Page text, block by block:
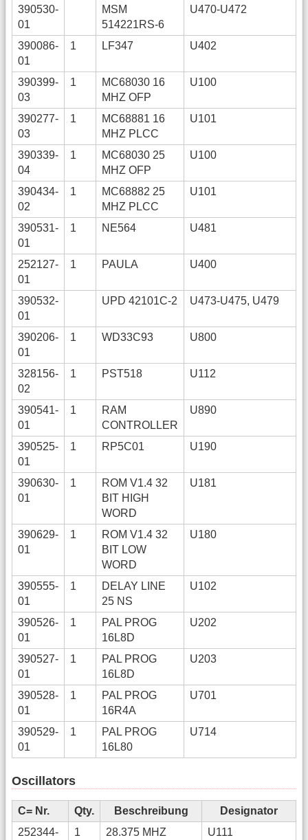
390530-
01
MSM
514221RS-6
U470-U472
390086-
01
1 LF347 U402
390399-
03
1
MC68030 16
MHZ OFP
U100
390277-
03
1
MC68881 16
MHZ PLCC
U101
390339-
04
1
MC68030 25
MHZ OFP
U100
390434-
02
1
MC68882 25
MHZ PLCC
U101
390531-
01
1 NE564 U481
252127-
01
1 PAULA U400
390532-
01
UPD 42101C-2 U473-U475, U479
390206-
01
1 WD33C93 U800
328156-
02
1 PST518 U112
390541-
01
1
RAM
CONTROLLER
U890
390525-
01
1 RP5C01 U190
390630-
01
1
ROM V1.4 32
BIT HIGH
WORD
U181
390629-
01
1
ROM V1.4 32
BIT LOW
WORD
U180
390555-
01
1
DELAY LINE
25 NS
U102
390526-
01
1
PAL PROG
16L8D
U202
390527-
01
1
PAL PROG
16L8D
U203
390528-
01
1
PAL PROG
16R4A
U701
390529-
01
1
PAL PROG
16L80
U714
Oscillators
C= Nr. Qty. Beschreibung
Designator
252344-
1
28.375 MHZ
U111